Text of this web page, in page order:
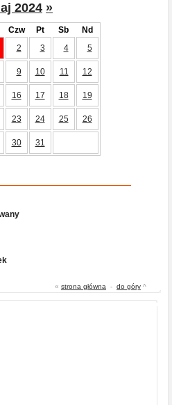
2024 »
Czw Pt Sb
Nd
2 3 4 5
9 10 11 12
16 17 18 19
23 24 25 26
30 31
« strona główna - do góry ^